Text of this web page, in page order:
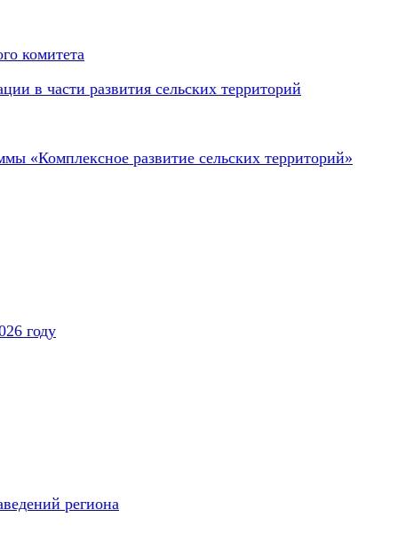
комитета
в части развития сельских территорий
«Комплексное развитие сельских территорий»
году
региона